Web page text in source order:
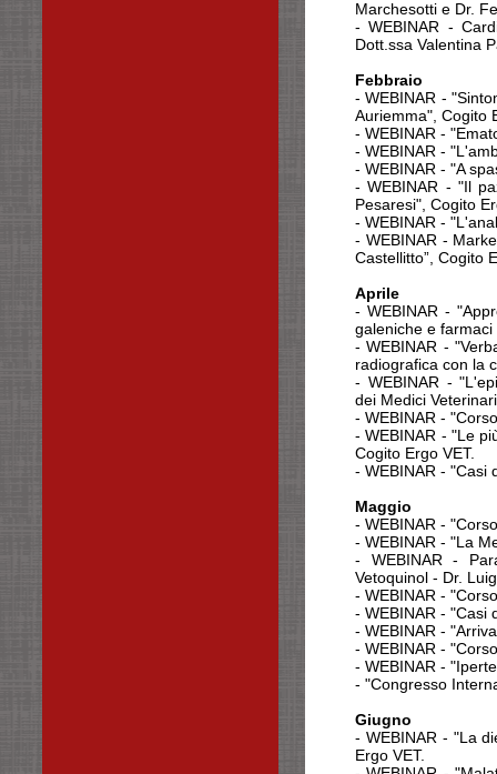
Marchesotti e Dr.
- WEBINAR -
Dott.ssa Valentina
Febbraio
- WEBINAR -
Auriemma", Cogito
- WEBINAR -
- WEBINAR -
- WEBINAR - "A
- WEBINAR - "Il
Pesaresi", Cogito
- WEBINAR -
- WEBINAR -
Castellitto”, Cogito
Aprile
- WEBINAR -
galeniche e
- WEBINAR -
radiografica con la
- WEBINAR -
dei Medici
- WEBINAR -
- WEBINAR - "Le
Cogito Ergo VET.
- WEBINAR - "Casi
Maggio
- WEBINAR -
- WEBINAR - "La
- WEBINAR -
Vetoquinol - Dr.
- WEBINAR -
- WEBINAR - "Casi
- WEBINAR -
- WEBINAR -
- WEBINAR -
- "Congresso
Giugno
- WEBINAR - "La
Ergo VET.